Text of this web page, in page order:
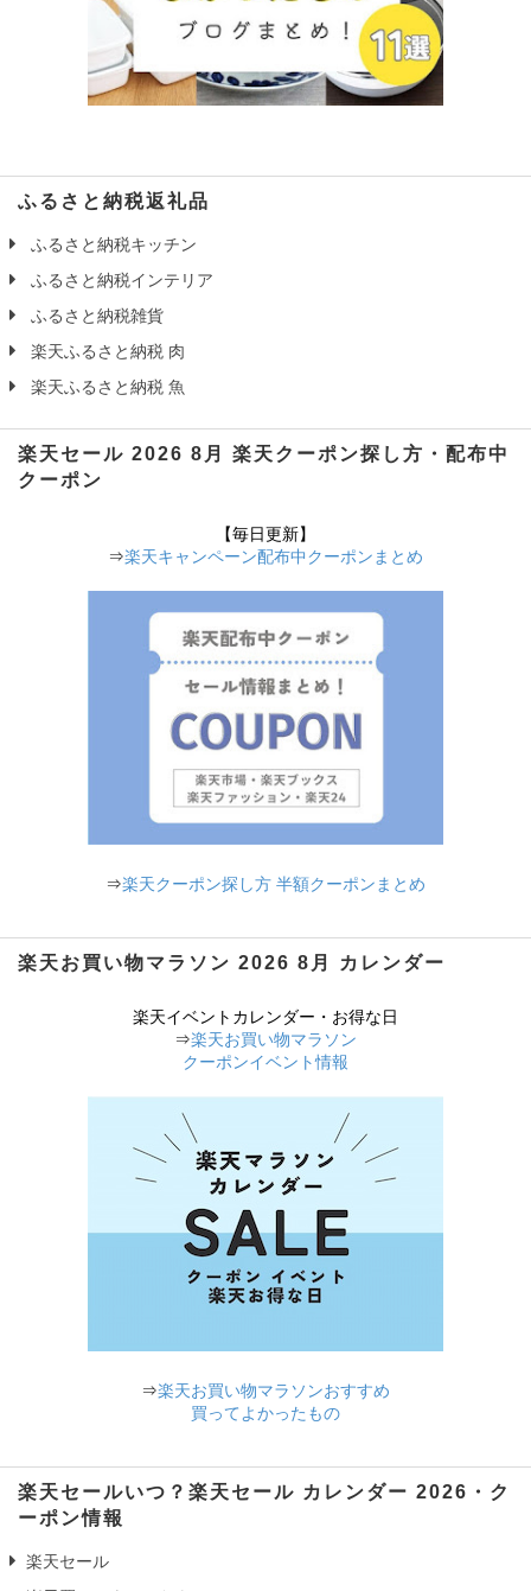
ふるさと納税返礼品
ふるさと納税キッチン
ふるさと納税インテリア
ふるさと納税雑貨
楽天ふるさと納税 肉
楽天ふるさと納税 魚
楽天セール 2026 8月 楽天クーポン探し方・配布中
クーポン
【毎日更新】
⇒楽天キャンペーン配布中クーポンまとめ
⇒楽天クーポン探し方 半額クーポンまとめ
楽天お買い物マラソン 2026 8月 カレンダー
楽天イベントカレンダー・お得な日
⇒楽天お買い物マラソン
クーポンイベント情報
⇒楽天お買い物マラソンおすすめ
買ってよかったもの
楽天セールいつ？楽天セール カレンダー 2026・ク
ーポン情報
楽天セール